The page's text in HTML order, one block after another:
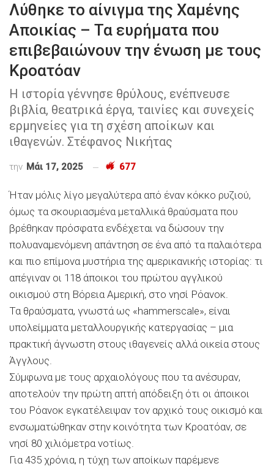
Λύθηκε το αίνιγμα της Χαμένης
Αποικίας – Τα ευρήματα που
επιβεβαιώνουν την ένωση με τους
Κροατόαν
Η ιστορία γέννησε θρύλους, ενέπνευσε
βιβλία, θεατρικά έργα, ταινίες και συνεχείς
ερμηνείες για τη σχέση αποίκων και
ιθαγενών. Στέφανος Νικήτας
την Μάι 17, 2025 677
Ήταν μόλις λίγο μεγαλύτερα από έναν κόκκο ρυζιού,
όμως τα σκουριασμένα μεταλλικά θραύσματα που
βρέθηκαν πρόσφατα ενδέχεται να δώσουν την
πολυαναμενόμενη απάντηση σε ένα από τα παλαιότερα
και πιο επίμονα μυστήρια της αμερικανικής ιστορίας: τι
απέγιναν οι 118 άποικοι του πρώτου αγγλικού
οικισμού στη Βόρεια Αμερική, στο νησί Ρόανοκ.
Τα θραύσματα, γνωστά ως «hammerscale», είναι
υπολείμματα μεταλλουργικής κατεργασίας – μια
πρακτική άγνωστη στους ιθαγενείς αλλά οικεία στους
Άγγλους.
Σύμφωνα με τους αρχαιολόγους που τα ανέσυραν,
αποτελούν την πρώτη απτή απόδειξη ότι οι άποικοι
του Ρόανοκ εγκατέλειψαν τον αρχικό τους οικισμό και
ενσωματώθηκαν στην κοινότητα των Κροατόαν, σε
νησί 80 χιλιόμετρα νοτίως.
Για 435 χρόνια, η τύχη των αποίκων παρέμενε